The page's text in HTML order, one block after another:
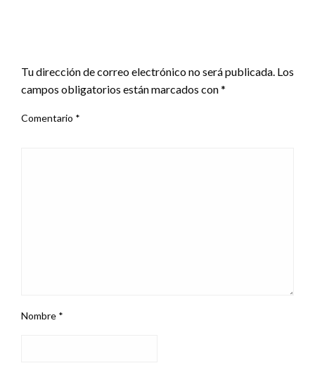
Tu dirección de correo electrónico no será publicada. Los
campos obligatorios están marcados con*
Comentario *
Nombre *